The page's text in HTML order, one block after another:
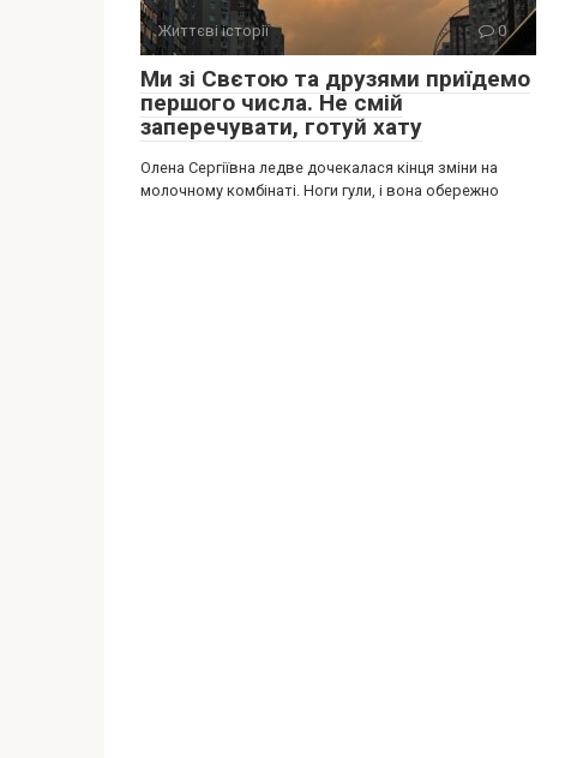
Життєві історії 0
Ми зі Свєтою та друзями приїдемо
першого числа. Не смій
заперечувати, готуй хату
Олена Сергіївна ледве дочекалася кінця зміни на
молочному комбінаті. Ноги гули, і вона обережно